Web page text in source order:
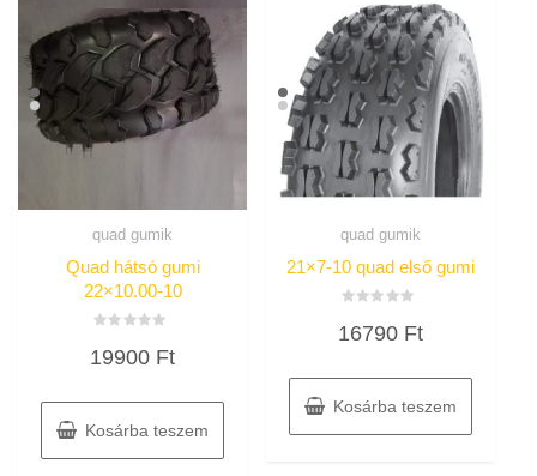
quad gumik
Quad hátsó gumi
22×10.00-10
0
19900 Ft
Kosárba teszem
quad gumik
21×7-10 quad első gumi
0
16790 Ft
Kosárba teszem